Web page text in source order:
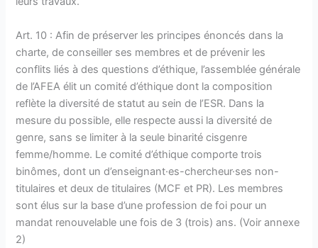
Art. 10 : Afin de préserver les principes énoncés dans la
charte, de conseiller ses membres et de prévenir les
conflits liés à des questions d’éthique, l’assemblée générale
de l’AFEA élit un comité d’éthique dont la composition
reflète la diversité de statut au sein de l’ESR. Dans la
mesure du possible, elle respecte aussi la diversité de
genre, sans se limiter à la seule binarité cisgenre
femme/homme. Le comité d’éthique comporte trois
binômes, dont un d’enseignant·es-chercheur·ses non-
titulaires et deux de titulaires (MCF et PR). Les membres
sont élus sur la base d’une profession de foi pour un
mandat renouvelable une fois de 3 (trois) ans. (Voir annexe
2)